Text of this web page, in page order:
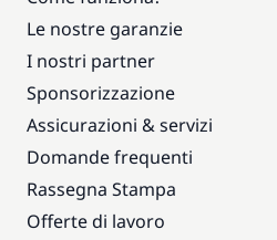
Le nostre garanzie
I nostri partner
Sponsorizzazione
Assicurazioni & servizi
Domande frequenti
Rassegna Stampa
Offerte di lavoro